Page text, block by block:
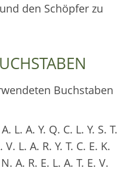
den Schöpfer zu
Buchstaben
L. A. Y. Q. C. L. Y. S. T.
L. A. R. Y. T. C. E. K.
A. R. E. L. A. T. E. V.